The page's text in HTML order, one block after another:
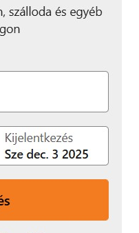
Valljuk,
úgy is